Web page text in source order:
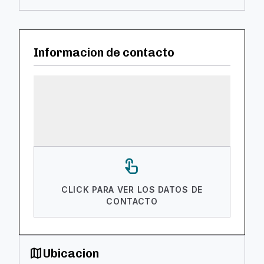
Informacion de contacto
touch_app
CLICK PARA VER LOS DATOS DE
CONTACTO
mapUbicacion